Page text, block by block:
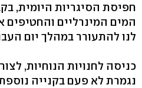
חפיסת הסיגריות היומית,
המים המינרליים והחטיפים
לנו להתעורר במהלך יום
כניסה לחנויות הנוחיות,
נגמרת לא פעם בקנייה